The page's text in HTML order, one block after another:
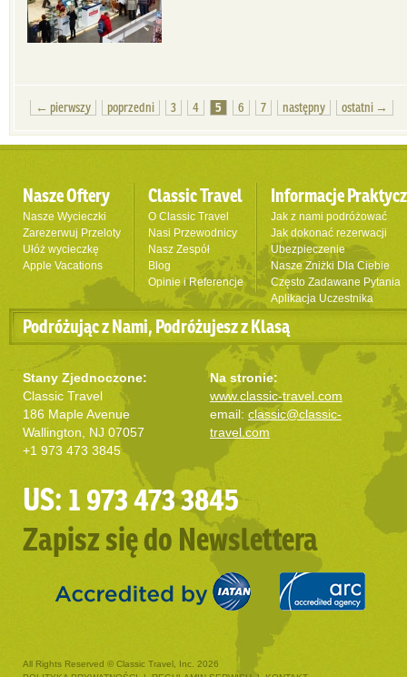
← pierwszy poprzedni 3 4 5 6 7 następny ostatni →
Nasze Oftery
Nasze Wycieczki
Zarezerwuj Przeloty
Ułóż wycieczkę
Apple Vacations
Classic Travel
O Classic Travel
Nasi Przewodnicy
Nasz Zespół
Blog
Opinie i Referencje
Informacje
Jak z nami podróżować
Jak dokonać rezerwacji
Ubezpieczenie
Nasze Zniżki Dla Ciebie
Często Zadawane Pytania
Aplikacja Uczestnika
Podróżując z Nami, Podróżujesz z Klasą
Stany Zjednoczone:
Classic Travel
186 Maple Avenue
Wallington, NJ 07057
+1 973 473 3845
Na stronie:
www.classic-travel.com
email: classic@classic-
travel.com
US: 1 973 473 3845
Zapisz się do Newslettera
All Rights Reserved © Classic Travel, Inc. 2026